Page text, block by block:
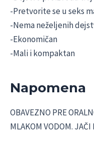
-Pretvorite se u seks
-Nema neželjenih
-Ekonomičan
-Mali i kompaktan
Napomena
OBAVEZNO PRE
MLAKOM VODOM.